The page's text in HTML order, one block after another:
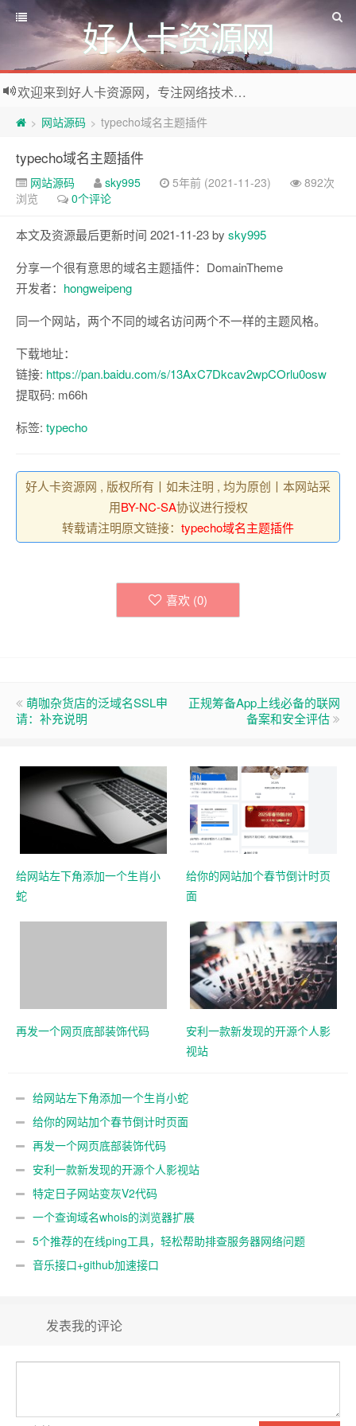
好人卡资源网
欢迎来到好人卡资源网，专注网络技术资源收集，我们不仅是网络资源的搬运工，也生产原创资源。寻找资源请留言或关注公众号:烈日下的男人
> 网站源码 > typecho域名主题插件
typecho域名主题插件
网站源码 sky995 5年前 (2021-11-23)
892次
浏览
0个评论
本文及资源最后更新时间 2021-11-23 by sky995
分享一个很有意思的域名主题插件：DomainTheme
开发者： hongweipeng
同一个网站，两个不同的域名访问两个不一样的主题风格。
下载地址：
链接: https://pan.baidu.com/s/13AxC7Dkcav2wpCOrlu0osw
提取码: m66h
标签: typecho
好人卡资源网 , 版权所有丨如未注明 , 均为原创丨本网站采
用BY-NC-SA协议进行授权
转载请注明原文链接： typecho域名主题插件
喜欢 (0)
萌咖杂货店的泛域名SSL申
请：补充说明
正规筹备App上线必备的联网
备案和安全评估
给网站左下角添加一个生肖小
蛇
给你的网站加个春节倒计时页
面
再发一个网页底部装饰代码
安利一款新发现的开源个人影
视站
给网站左下角添加一个生肖小蛇
给你的网站加个春节倒计时页面
再发一个网页底部装饰代码
安利一款新发现的开源个人影视站
特定日子网站变灰V2代码
一个查询域名whois的浏览器扩展
5个推荐的在线ping工具，轻松帮助排查服务器网络问题
音乐接口+github加速接口
发表我的评论